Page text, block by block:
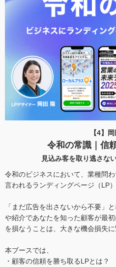
【4】
令和の常識｜信
見込み客を取り逃さな
令和のビジネスにおいて、業種問
言われるランディングページ（LP）
「まだ広告を出さないから不要」
や紹介であなたを知った顧客が最
を損なうことは、大きな機会損失に
本ブースでは、
・顧客の信頼を勝ち取るLPとは？